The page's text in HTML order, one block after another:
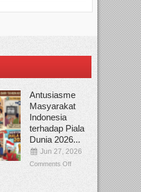
Antusiasme
Masyarakat
Indonesia
terhadap Piala
Dunia 2026...
Jun 27, 2026
Comments Off